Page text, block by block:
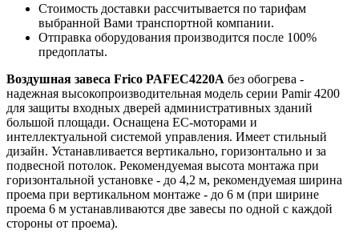
Стоимость доставки рассчитывается по тарифам
выбранной Вами транспортной компании.
Отправка оборудования производится после 100%
предоплаты.
Воздушная завеса Frico PAFEC4220A без обогрева -
надежная высокопроизводительная модель серии Pamir 4200
для защиты входных дверей административных зданий
большой площади. Оснащена ЕС-моторами и
интеллектуальной системой управления. Имеет стильный
дизайн. Устанавливается вертикально, горизонтально и за
подвесной потолок. Рекомендуемая высота монтажа при
горизонтальной установке - до 4,2 м, рекомендуемая ширина
проема при вертикальном монтаже - до 6 м (при ширине
проема 6 м устанавливаются две завесы по одной с каждой
стороны от проема).